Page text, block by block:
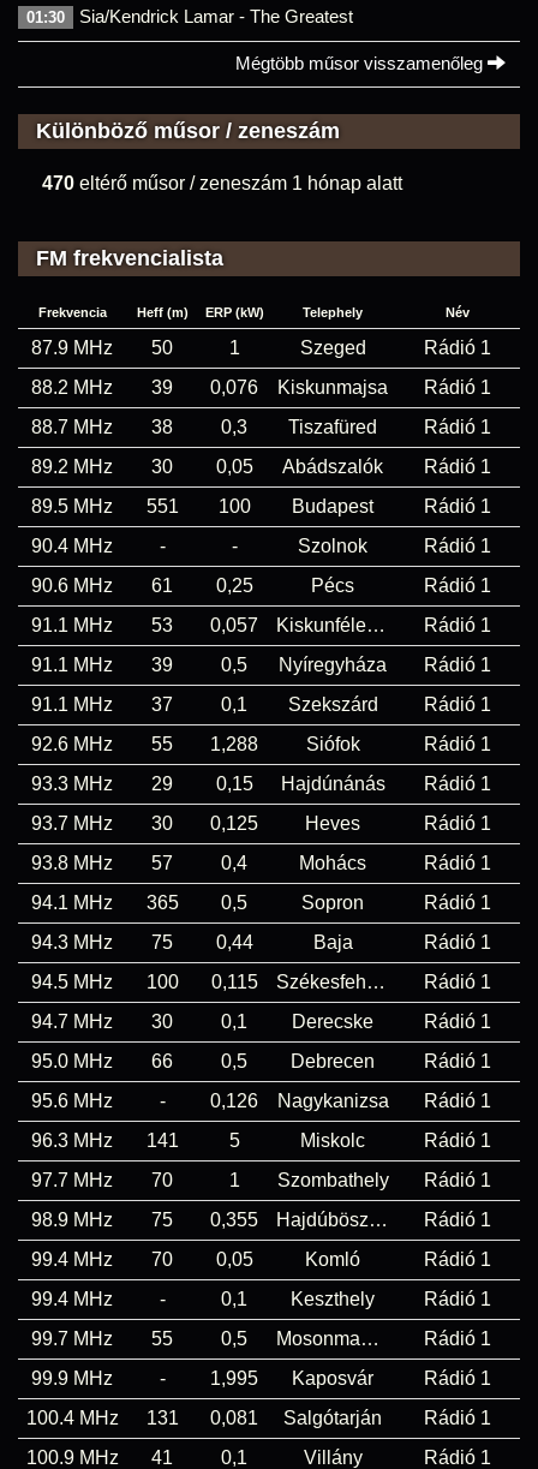
01:30 Sia/Kendrick Lamar - The Greatest
Mégtöbb műsor visszamenőleg
Különböző műsor / zeneszám
470 eltérő műsor / zeneszám 1 hónap alatt
FM frekvencialista
Frekvencia Heff (m) ERP (kW) Telephely Név
87.9 MHz 50 1 Szeged
Rádió 1
88.2 MHz
39 0,076 Kiskunmajsa
Rádió 1
88.7 MHz
38 0,3 Tiszafüred
Rádió 1
89.2 MHz
30 0,05 Abádszalók
Rádió 1
89.5 MHz
551 100 Budapest
Rádió 1
90.4 MHz
- - Szolnok
Rádió 1
90.6 MHz
61 0,25 Pécs
Rádió 1
91.1 MHz
53 0,057 Kiskunfélegyháza
Rádió 1
91.1 MHz
39 0,5 Nyíregyháza
Rádió 1
91.1 MHz
37 0,1 Szekszárd
Rádió 1
92.6 MHz
55 1,288 Siófok
Rádió 1
93.3 MHz
29 0,15 Hajdúnánás
Rádió 1
93.7 MHz
30 0,125 Heves
Rádió 1
93.8 MHz
57 0,4 Mohács
Rádió 1
94.1 MHz
365 0,5 Sopron
Rádió 1
94.3 MHz
75 0,44 Baja
Rádió 1
94.5 MHz
100 0,115 Székesfehérvár
Rádió 1
94.7 MHz
30 0,1 Derecske
Rádió 1
95.0 MHz
66 0,5 Debrecen
Rádió 1
95.6 MHz
- 0,126 Nagykanizsa
Rádió 1
96.3 MHz
141 5 Miskolc
Rádió 1
97.7 MHz
70 1 Szombathely
Rádió 1
98.9 MHz
75 0,355 Hajdúböszörmény
Rádió 1
99.4 MHz
70 0,05 Komló
Rádió 1
99.4 MHz
- 0,1 Keszthely
Rádió 1
99.7 MHz
55 0,5 Mosonmagyaróvár
Rádió 1
99.9 MHz
- 1,995 Kaposvár
Rádió 1
100.4 MHz
131 0,081 Salgótarján
Rádió 1
100.9 MHz
41 0,1 Villány Rádió 1